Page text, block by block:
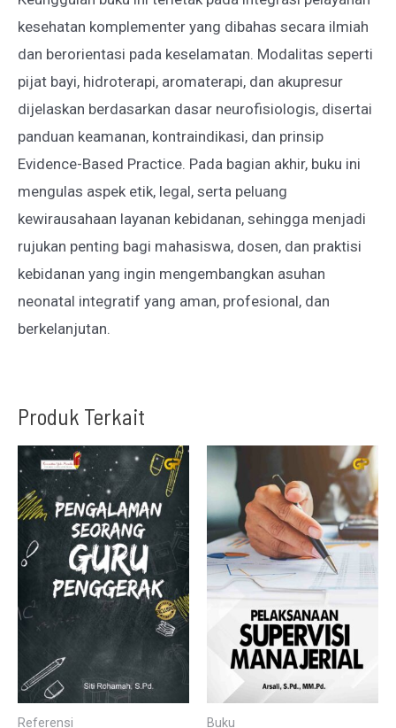
kesehatan komplementer yang dibahas secara ilmiah
dan berorientasi pada keselamatan. Modalitas seperti
pijat bayi, hidroterapi, aromaterapi, dan akupresur
dijelaskan berdasarkan dasar neurofisiologis, disertai
panduan keamanan, kontraindikasi, dan prinsip
Evidence-Based Practice. Pada bagian akhir, buku ini
mengulas aspek etik, legal, serta peluang
kewirausahaan layanan kebidanan, sehingga menjadi
rujukan penting bagi mahasiswa, dosen, dan praktisi
kebidanan yang ingin mengembangkan asuhan
neonatal integratif yang aman, profesional, dan
berkelanjutan.
Produk Terkait
Referensi Buku